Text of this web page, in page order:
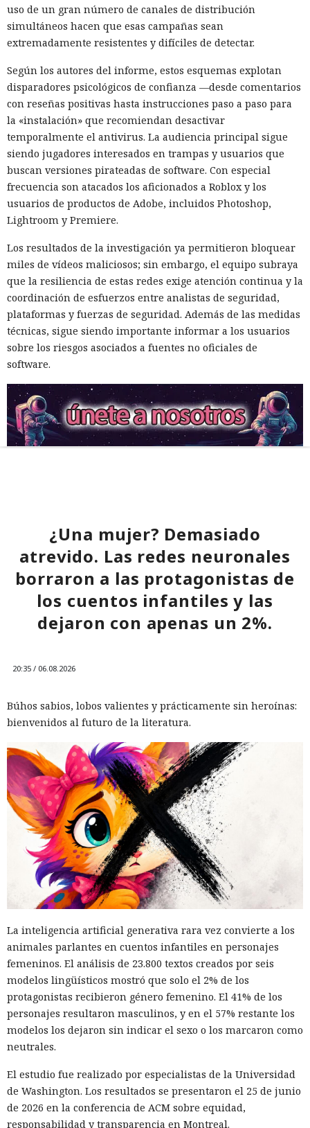
uso de un gran número de canales de distribución
simultáneos hacen que esas campañas sean
extremadamente resistentes y difíciles de detectar.
Según los autores del informe, estos esquemas explotan
disparadores psicológicos de confianza —desde comentarios
con reseñas positivas hasta instrucciones paso a paso para
la «instalación» que recomiendan desactivar
temporalmente el antivirus. La audiencia principal sigue
siendo jugadores interesados en trampas y usuarios que
buscan versiones pirateadas de software. Con especial
frecuencia son atacados los aficionados a Roblox y los
usuarios de productos de Adobe, incluidos Photoshop,
Lightroom y Premiere.
Los resultados de la investigación ya permitieron bloquear
miles de vídeos maliciosos; sin embargo, el equipo subraya
que la resiliencia de estas redes exige atención continua y la
coordinación de esfuerzos entre analistas de seguridad,
plataformas y fuerzas de seguridad. Además de las medidas
técnicas, sigue siendo importante informar a los usuarios
sobre los riesgos asociados a fuentes no oficiales de
software.
¿Una mujer? Demasiado
atrevido. Las redes neuronales
borraron a las protagonistas de
los cuentos infantiles y las
dejaron con apenas un 2%.
20:35 / 06.08.2026
Búhos sabios, lobos valientes y prácticamente sin heroínas:
bienvenidos al futuro de la literatura.
La inteligencia artificial generativa rara vez convierte a los
animales parlantes en cuentos infantiles en personajes
femeninos. El análisis de 23.800 textos creados por seis
modelos lingüísticos mostró que solo el 2% de los
protagonistas recibieron género femenino. El 41% de los
personajes resultaron masculinos, y en el 57% restante los
modelos los dejaron sin indicar el sexo o los marcaron como
neutrales.
El estudio fue realizado por especialistas de la Universidad
de Washington. Los resultados se presentaron el 25 de junio
de 2026 en la conferencia de ACM sobre equidad,
responsabilidad y transparencia en Montreal.